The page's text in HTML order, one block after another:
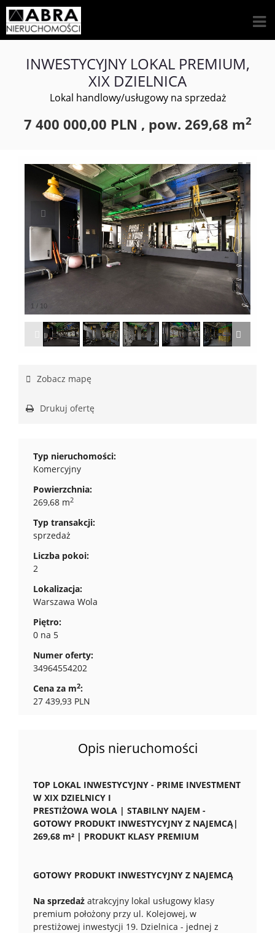
INWESTYCYJNY LOKAL PREMIUM,
XIX DZIELNICA
Lokal handlowy/usługowy na sprzedaż
7 400 000,00 PLN , pow. 269,68 m2
1 / 10
Zobacz mapę
Drukuj ofertę
Typ nieruchomości:
Komercyjny
Powierzchnia:
269,68 m2
Typ transakcji:
sprzedaż
Liczba pokoi:
2
Lokalizacja:
Warszawa Wola
Piętro:
0 na 5
Numer oferty:
34964554202
Cena za m2:
27 439,93 PLN
Opis nieruchomości
TOP LOKAL INWESTYCYJNY - PRIME INVESTMENT
W XIX DZIELNICY I
PRESTIŻOWA WOLA | STABILNY NAJEM -
GOTOWY PRODUKT INWESTYCYJNY Z NAJEMCĄ|
269,68 m² | PRODUKT KLASY PREMIUM
GOTOWY PRODUKT INWESTYCYJNY Z NAJEMCĄ
Na sprzedaż atrakcyjny lokal usługowy klasy
premium położony przy ul. Kolejowej, w
prestiżowej inwestycji 19. Dzielnica - jednej z